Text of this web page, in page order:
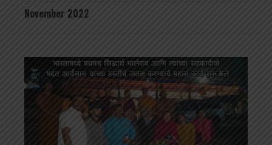
November 2022